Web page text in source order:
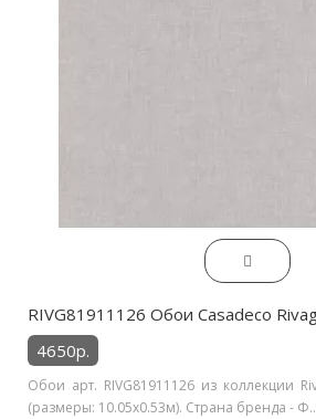
RIVG81911126 Обои Casadeco
4650р.
Обои арт. RIVG81911126 из коллекции
(размеры: 10.05х0.53м). Страна бренда - Ф..